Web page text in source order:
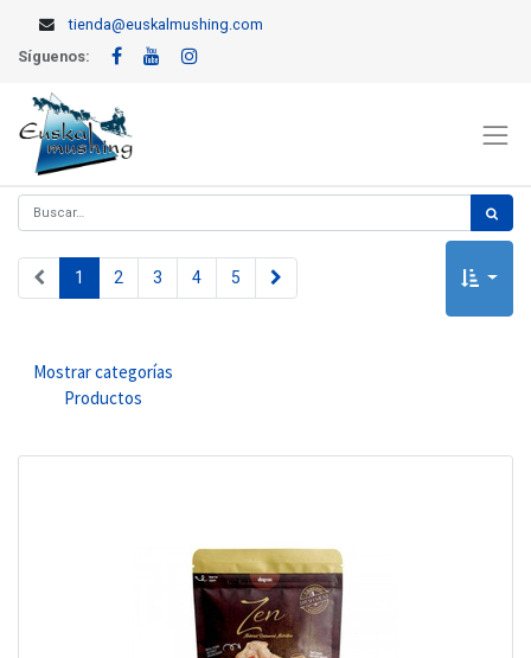
tienda@euskalmushing.com
Síguenos:
1 2 3 4 5
Mostrar categorías
Productos